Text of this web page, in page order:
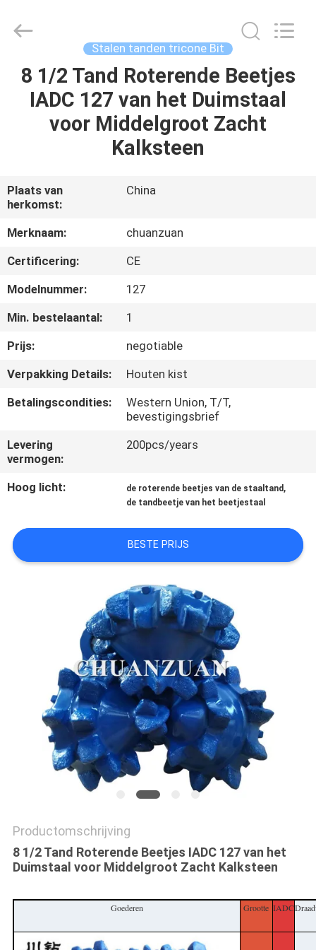
HUIS
PRODUCTEN
ONS
FABRIEKSREIS
KWALITEITSCONTROLE
CONTACTEER
ONS
NIEUWS
VERZOEK
OM
EEN
SITEMAP
Leverancier.
Copyright
Manufacturing
Stalen tanden tricone Bit
8 1/2 Tand Roterende Beetjes
IADC 127 van het Duimstaal
voor Middelgroot Zacht
Kalksteen
Plaats van
herkomst:
China
Merknaam:
chuanzuan
Certificering:
CE
Modelnummer:
127
Min. bestelaantal:
1
Prijs:
negotiable
Verpakking Details:
Houten kist
Betalingscondities:
Western Union, T/T,
bevestigingsbrief
Levering
vermogen:
200pcs/years
Hoog licht: de roterende beetjes van de staaltand ,
de tandbeetje van het beetjestaal
BESTE PRIJS
Productomschrijving
8 1/2 Tand Roterende Beetjes IADC 127 van het
Duimstaal voor Middelgroot Zacht Kalksteen
Goederen Grootte IADC